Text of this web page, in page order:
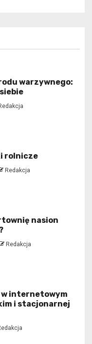
warzywnego:
rolnicze
Redakcja
nasion
Redakcja
w internetowym
i stacjonarnej